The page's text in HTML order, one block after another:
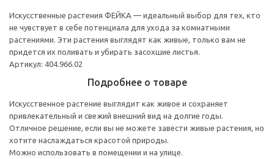
Искусственные растения ФЕЙКА — идеальный выбор для тех, кто
не чувствует в себе потенциала для ухода за комнатными
растениями. Эти растения выглядят как живые, только вам не
придется их поливать и убирать засохшие листья.
Артикул: 404.966.02
Подробнее о товаре
Искусственное растение выглядит как живое и сохраняет
привлекательный и свежий внешний вид на долгие годы.
Отличное решение, если вы не можете завести живые растения, но
хотите наслаждаться красотой природы.
Можно использовать в помещении и на улице.